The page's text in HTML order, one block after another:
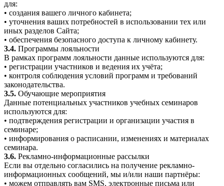
для:
• создания вашего личного кабинета;
• уточнения ваших потребностей в использовании тех или
иных разделов Сайта;
• обеспечения безопасного доступа к личному кабинету.
3.4. Программы лояльности
В рамках программ лояльности данные используются для:
• регистрации участников и ведения их учёта;
• контроля соблюдения условий программ и требований
законодательства.
3.5. Обучающие мероприятия
Данные потенциальных участников учебных семинаров
используются для:
• подтверждения регистрации и организации участия в
семинаре;
• информирования о расписании, изменениях и материалах
семинара.
3.6. Рекламно-информационные рассылки
Если вы отдельно согласились на получение рекламно-
информационных сообщений, мы и/или наши партнёры:
• можем отправлять вам SMS, электронные письма или